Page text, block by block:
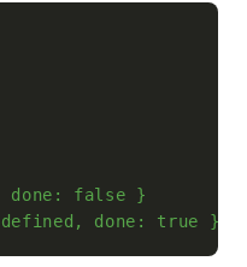
false }
done: true }